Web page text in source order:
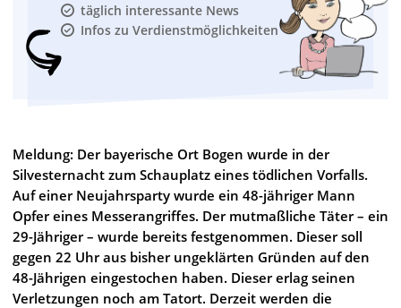
täglich interessante News
Infos zu Verdienstmöglichkeiten
Meldung: Der bayerische Ort Bogen wurde in der
Silvesternacht zum Schauplatz eines tödlichen Vorfalls.
Auf einer Neujahrsparty wurde ein 48-jähriger Mann
Opfer eines Messerangriffes. Der mutmaßliche Täter – ein
29-Jähriger – wurde bereits festgenommen. Dieser soll
gegen 22 Uhr aus bisher ungeklärten Gründen auf den
48-Jährigen eingestochen haben. Dieser erlag seinen
Verletzungen noch am Tatort. Derzeit werden die